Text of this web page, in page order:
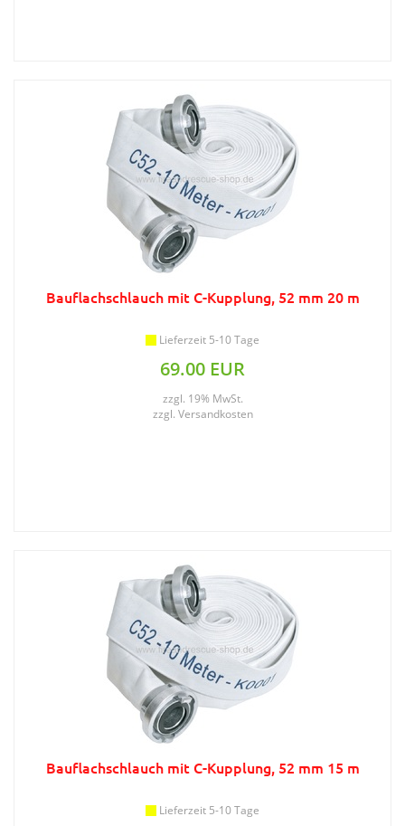
Bauflachschlauch mit C-Kupplung, 52 mm 20 m
Lieferzeit 5-10 Tage
69.00 EUR
zzgl. 19% MwSt.
zzgl. Versandkosten
Bauflachschlauch mit C-Kupplung, 52 mm 15 m
Lieferzeit 5-10 Tage